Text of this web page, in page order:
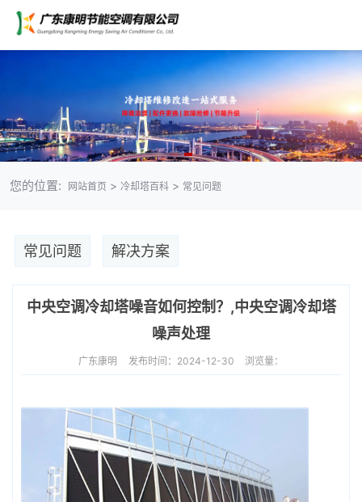
您的位置: 网站首页 > 冷却塔百科> 常见问题
常见问题 解决方案
中央空调冷却塔噪音如何控制？,中央空调冷却塔
噪声处理
广东康明 发布时间：2024-12-30 浏览量：